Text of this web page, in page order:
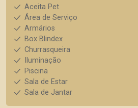
Aceita Pet
Área de Serviço
Armários
Box Blindex
Churrasqueira
Iluminação
Piscina
Sala de Estar
Sala de Jantar